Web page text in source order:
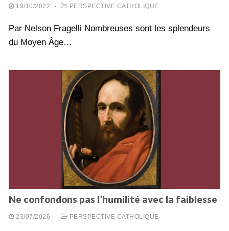
19/10/2022 - PERSPECTIVE CATHOLIQUE
Par Nelson Fragelli Nombreuses sont les splendeurs
du Moyen Âge…
Ne confondons pas l’humilité avec la faiblesse
23/07/2026 - PERSPECTIVE CATHOLIQUE